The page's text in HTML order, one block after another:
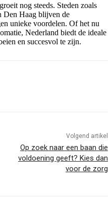
nog steeds. Steden zoals
Den Haag blijven de
unieke voordelen. Of het nu
Nederland biedt de ideale
en succesvol te zijn.
Volgend artikel
Op zoek naar een baan die
voldoening geeft? Kies dan
voor de zorg